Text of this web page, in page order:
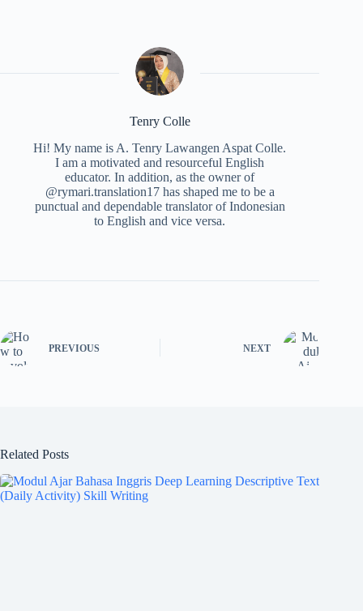
Tenry Colle
Hi! My name is A. Tenry Lawangen Aspat Colle.
I am a motivated and resourceful English
educator. In addition, as the owner of
@rymari.translation17 has shaped me to be a
punctual and dependable translator of Indonesian
to English and vice versa.
PREVIOUS NEXT
Related Posts